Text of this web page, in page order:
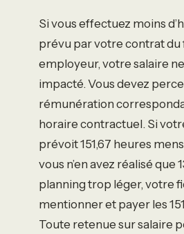
Si vous effectuez moins
prévu par votre contrat du
employeur, votre salaire
impacté. Vous devez
rémunération
horaire contractuel. Si
prévoit 151,67 heures
vous n’en avez réalisé que
planning trop léger, votre
mentionner et payer les
Toute retenue sur salaire